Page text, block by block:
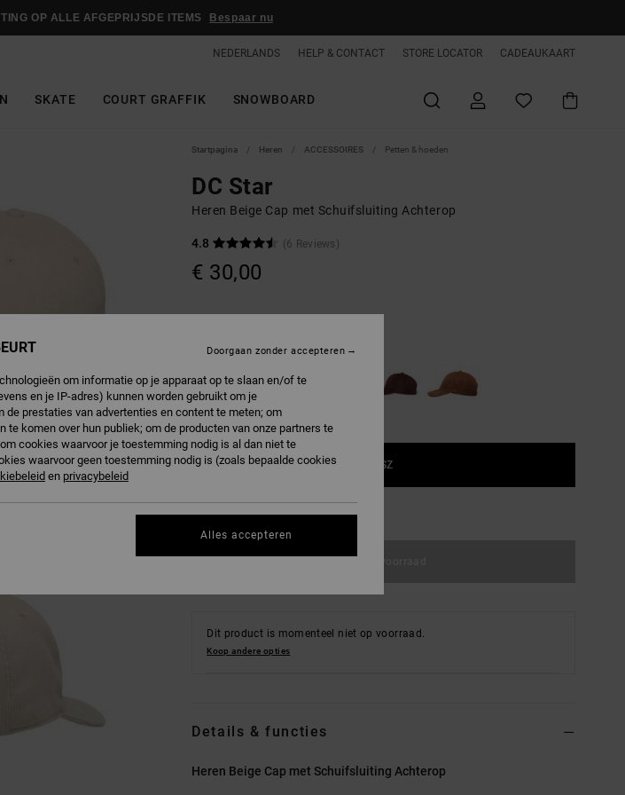
OP ALLE AFGEPRIJSDE ITEMS Bespaar nu
NEDERLANDS HELP & CONTACT STORE LOCATOR CADEAUKAART
SKATE COURT GRAFFIK SNOWBOARD
Startpagina Heren ACCESSOIRES Petten & hoeden
DC Star
Heren Beige Cap met Schuifsluiting Achterop
4.8 (6 Reviews)
€ 30,00
1SZ
Dit product is momenteel niet op voorraad.
Koop andere opties
Details & functies
Heren Beige Cap met Schuifsluiting Achterop
om informatie op je apparaat op te slaan en/of te
en je IP-adres) kunnen worden gebruikt om je
prestaties van advertenties en content te meten; om
komen over hun publiek; om de producten van onze partners te
cookies waarvoor je toestemming nodig is al dan niet te
waarvoor geen toestemming nodig is (zoals bepaalde cookies
en privacybeleid
Doorgaan zonder accepteren
Alles accepteren